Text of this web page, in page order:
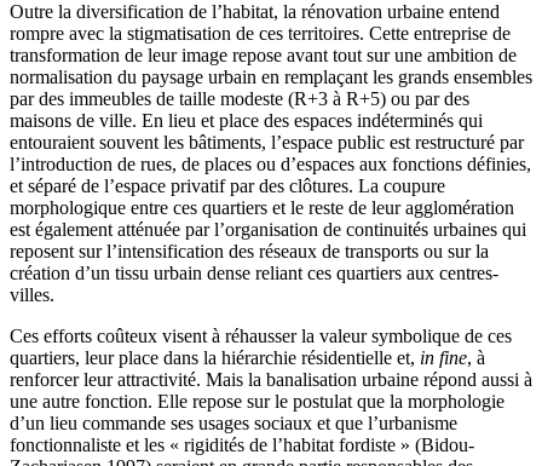
Outre la diversification de l’habitat, la rénovation urbaine entend
rompre avec la stigmatisation de ces territoires. Cette entreprise de
transformation de leur image repose avant tout sur une ambition de
normalisation du paysage urbain en remplaçant les grands ensembles
par des immeubles de taille modeste (R+3 à R+5) ou par des
maisons de ville. En lieu et place des espaces indéterminés qui
entouraient souvent les bâtiments, l’espace public est restructuré par
l’introduction de rues, de places ou d’espaces aux fonctions définies,
et séparé de l’espace privatif par des clôtures. La coupure
morphologique entre ces quartiers et le reste de leur agglomération
est également atténuée par l’organisation de continuités urbaines qui
reposent sur l’intensification des réseaux de transports ou sur la
création d’un tissu urbain dense reliant ces quartiers aux centres-
villes.
Ces efforts coûteux visent à réhausser la valeur symbolique de ces
quartiers, leur place dans la hiérarchie résidentielle et, in fine, à
renforcer leur attractivité. Mais la banalisation urbaine répond aussi à
une autre fonction. Elle repose sur le postulat que la morphologie
d’un lieu commande ses usages sociaux et que l’urbanisme
fonctionnaliste et les « rigidités de l’habitat fordiste » (Bidou-